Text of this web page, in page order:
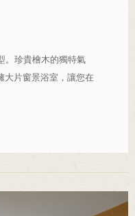
。珍貴檜木的獨特氣
大片窗景浴室，讓您在